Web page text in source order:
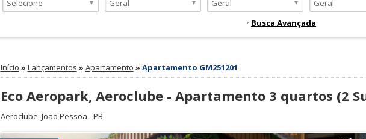
Busca Avançada
Início » Lançamentos » Apartamento » Apartamento GM251201
Eco Aeropark, Aeroclube - Apartamento 3 quartos (2
Aeroclube,João Pessoa -PB